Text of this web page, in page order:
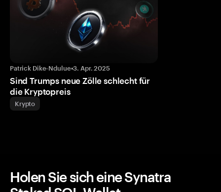
Patrick Dike-Ndulue•3. Apr. 2025
Sind Trumps neue Zölle schlecht für
die Kryptopreis
Krypto
Holen Sie sich eine Synatra